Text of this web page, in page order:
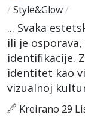
/ Style&Glow/
... Svaka
ili je
identifikacije.
identitet kao
vizualnoj
Kreirano 29